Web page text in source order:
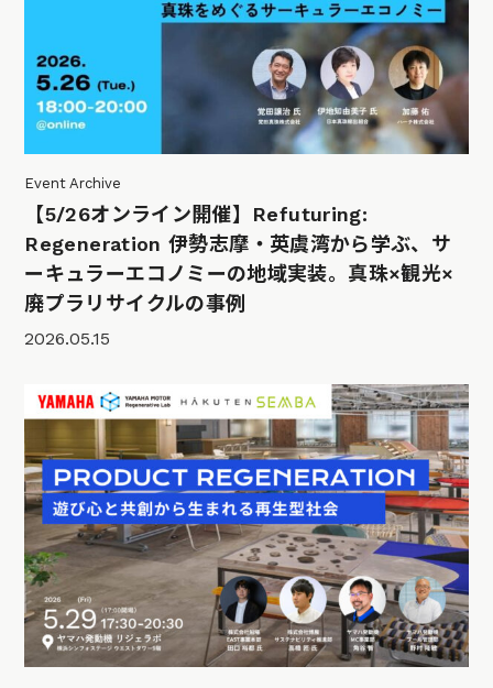
Event Archive
【5/26オンライン開催】Refuturing:
Regeneration 伊勢志摩・英虞湾から学ぶ、サ
ーキュラーエコノミーの地域実装。真珠×観光×
廃プラリサイクルの事例
2026.05.15